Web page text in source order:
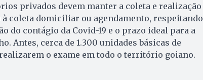
privados devem manter a coleta e realização
coleta domiciliar ou agendamento, respeitando
do contágio da Covid-19 e o prazo ideal para a
Antes, cerca de 1.300 unidades básicas de
realizarem o exame em todo o território goiano.